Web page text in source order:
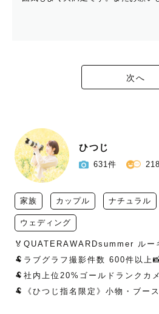
次へ
ひつじ
631件
家族 カップル ナチュラル
ウェディング
🏅QUATERAWARDsummer ルー
🐏ラブグラフ撮影件数 600件以上
🐏社内上位20%ゴールドランクカ
🐏《ひつじ指名限定》小物・ブー